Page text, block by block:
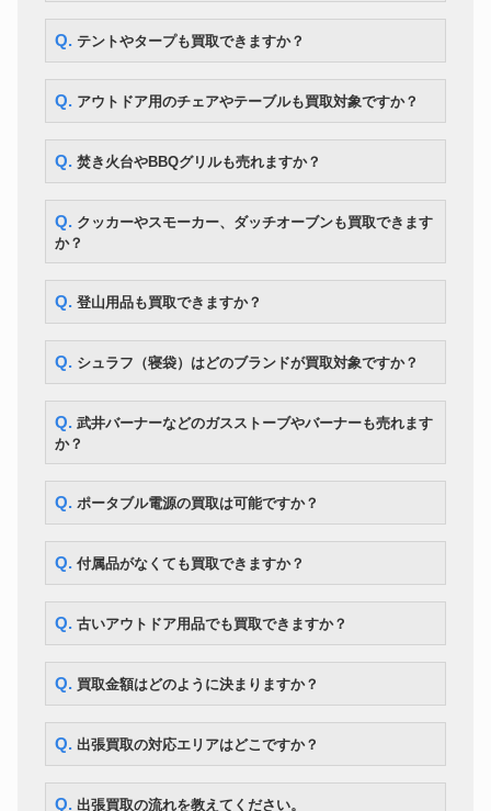
スモーカー
Sinsei ホームスモーカー・ロビ
ン2
スモーカー 7,000円
ダッチオーブン 8,400円
カーミットチェア
Kermit Chair スタンダード ウォ
カーミットチェア Kermit Chair ワイドテーブル 23,100円
Q. テントやタープも買取できますか？
Q. アウトドア用のチェアやテーブルも買取対象ですか？
Q. 焚き火台やBBQグリルも売れますか？
Q. クッカーやスモーカー、ダッチオーブンも買取できます
か？
Q. 登山用品も買取できますか？
Q. シュラフ（寝袋）はどのブランドが買取対象ですか？
Q. 武井バーナーなどのガスストーブやバーナーも売れます
か？
Q. ポータブル電源の買取は可能ですか？
Q. 付属品がなくても買取できますか？
Q. 古いアウトドア用品でも買取できますか？
Q. 買取金額はどのように決まりますか？
Q. 出張買取の対応エリアはどこですか？
Q. 出張買取の流れを教えてください。